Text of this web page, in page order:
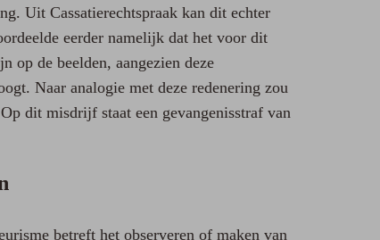
Uit Cassatierechtspraak kan dit echter
eerder namelijk dat het voor dit
op de beelden, aangezien deze
Naar analogie met deze redenering zou
dit misdrijf staat een gevangenisstraf van
betreft het observeren of maken van